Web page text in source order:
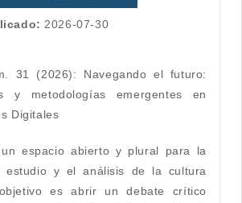
2026-07-30
31 (2026): Navegando el futuro:
y metodologías emergentes en
Digitales
espacio abierto y plural para la
estudio y el análisis de la cultura
es abrir un debate crítico